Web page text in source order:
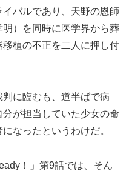
バルであり、天野の恩師
）を同時に医学界から葬
植の不正を二人に押し付
に臨むも、道半ばで病
が担当していた少女の命
なったというわけだ。
！」第9話では、そん